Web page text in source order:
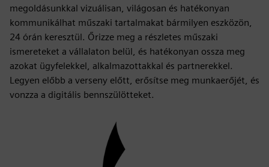
megoldásunkkal vizuálisan, világosan és hatékonyan
kommunikálhat műszaki tartalmakat bármilyen eszközön,
24 órán keresztül. Őrizze meg a részletes műszaki
ismereteket a vállalaton belül, és hatékonyan ossza meg
azokat ügyfelekkel, alkalmazottakkal és partnerekkel.
Legyen előbb a verseny előtt, erősítse meg munkaerőjét, és
vonzza a digitális bennszülötteket.